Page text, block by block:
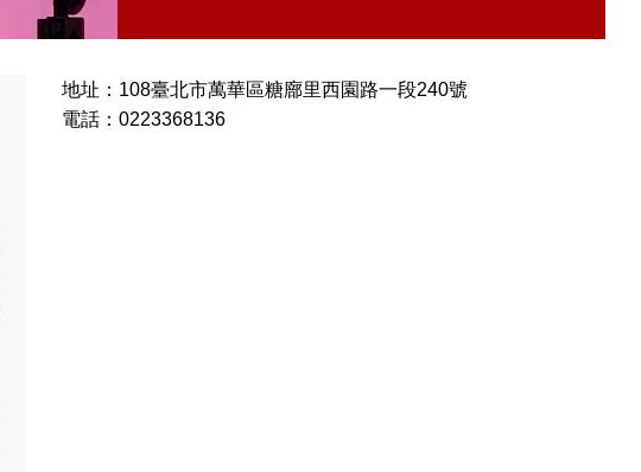
地址：108臺北市萬華區糖廍里西園路一段240號
電話：0223368136